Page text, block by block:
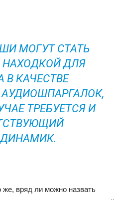
МОГУТ СТАТЬ
ДЛЯ
В КАЧЕСТВЕ
ТРЕБУЕТСЯ И
же, вряд ли можно назвать